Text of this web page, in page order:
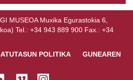
MUSEOA Muxika Egurastokia 6,
Tel.: +34 943 889 900 Fax.: +34
POLITIKA
GUNEAREN